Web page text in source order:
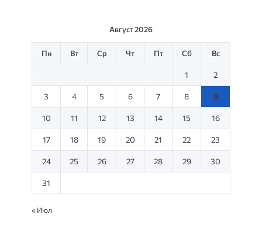
Август 2026
Пн Вт Ср Чт Пт Сб Вс
1 2
3 4 5 6 7 8 9
10 11 12 13 14 15 16
17 18 19 20 21 22 23
24 25 26 27 28 29 30
31
« Июл